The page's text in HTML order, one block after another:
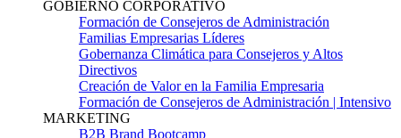
GOBIERNO CORPORATIVO
Formación de Consejeros de Administración
Familias Empresarias Líderes
Gobernanza Climática para Consejeros y Altos
Directivos
Creación de Valor en la Familia Empresaria
Formación de Consejeros de Administración | Intensivo
MARKETING
B2B Brand Bootcamp